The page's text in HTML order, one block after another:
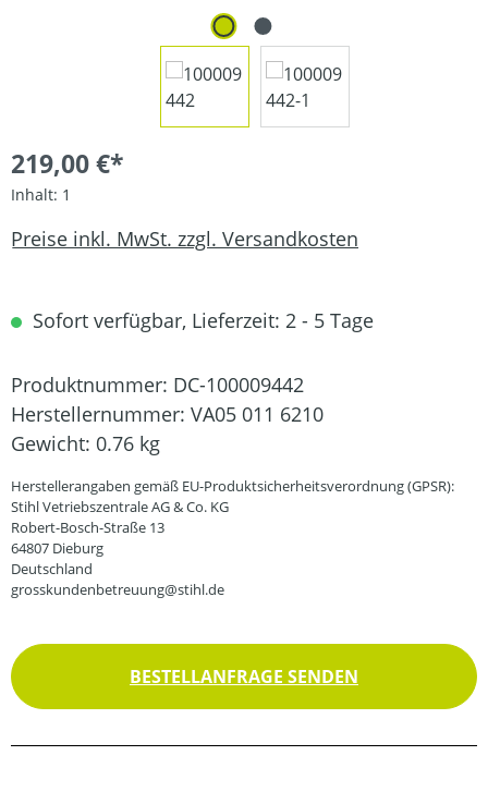
219,00 €*
Inhalt: 1
Preise inkl. MwSt. zzgl. Versandkosten
Sofort verfügbar, Lieferzeit: 2 - 5 Tage
Produktnummer: DC-100009442
Herstellernummer: VA05 011 6210
Gewicht: 0.76 kg
Herstellerangaben gemäß EU-Produktsicherheitsverordnung (GPSR):
Stihl Vetriebszentrale AG & Co. KG
Robert-Bosch-Straße 13
64807 Dieburg
Deutschland
grosskundenbetreuung@stihl.de
BESTELLANFRAGE SENDEN